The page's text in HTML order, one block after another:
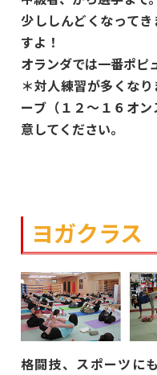
少ししんどくなって
すよ！
オランダでは一番ポピ
＊対人練習が多くな
ーブ（１２～１６オ
意してください。
ヨガクラス
格闘技、スポーツに